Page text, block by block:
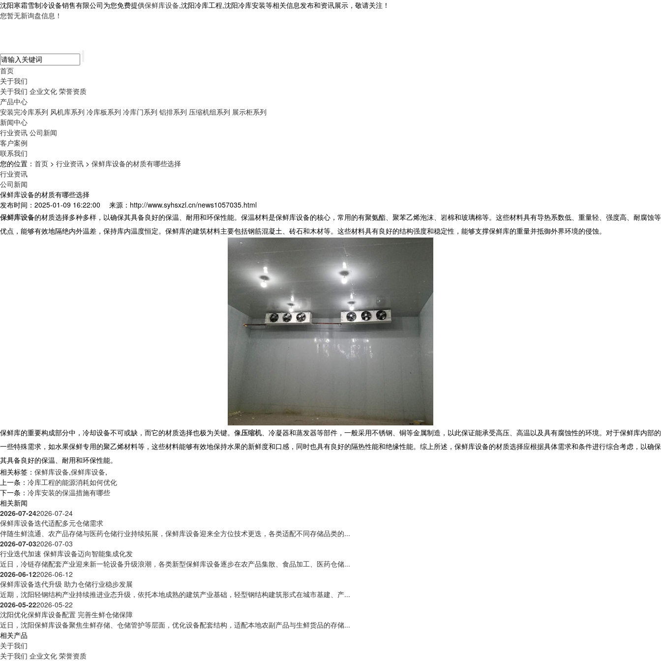
沈阳寒霜雪制冷设备销售有限公司为您免费提供保鲜库设备,沈阳冷库工程,沈阳冷库安装等相关信息发布和资讯展示，敬请关注！
您暂无新询盘信息！
首页
关于我们
关于我们 企业文化 荣誉资质
产品中心
安装完冷库系列 风机库系列 冷库板系列 冷库门系列 铝排系列 压缩机组系列 展示柜系列
新闻中心
行业资讯 公司新闻
客户案例
联系我们
您的位置： 首页 > 行业资讯 > 保鲜库设备的材质有哪些选择
行业资讯
公司新闻
保鲜库设备的材质有哪些选择
发布时间：2025-01-09 16:22:00
来源：http://www.syhsxzl.cn/news1057035.html
保鲜库设备的材质选择多种多样，以确保其具备良好的保温、耐用和环保性能。保温材料是保鲜库设备的核心，常用的有聚氨酯、聚苯乙烯泡沫、岩棉和玻璃棉等。这些材料具有导热系数低、重量轻、强度高、耐腐蚀等
优点，能够有效地隔绝内外温差，保持库内温度恒定。保鲜库的建筑材料主要包括钢筋混凝土、砖石和木材等。这些材料具有良好的结构强度和稳定性，能够支撑保鲜库的重量并抵御外界环境的侵蚀。
保鲜库的重要构成部分中，冷却设备不可或缺，而它的材质选择也极为关键。像压缩机、冷凝器和蒸发器等部件，一般采用不锈钢、铜等金属制造，以此保证能承受高压、高温以及具有腐蚀性的环境。对于保鲜库内部的
一些特殊需求，如水果保鲜专用的聚乙烯材料等，这些材料能够有效地保持水果的新鲜度和口感，同时也具有良好的隔热性能和绝缘性能。综上所述， 保鲜库设备的材质选择应根据具体需求和条件进行综合考虑，以确保
其具备良好的保温、耐用和环保性能。
相关标签： 保鲜库设备,保鲜库设备,
上一条： 冷库工程的能源消耗如何优化
下一条： 冷库安装的保温措施有哪些
相关新闻
2026-07-242026-07-24
保鲜库设备迭代适配多元仓储需求
伴随生鲜流通、农产品存储与医药仓储行业持续拓展，保鲜库设备迎来全方位技术更迭，各类适配不同存储品类的...
2026-07-032026-07-03
行业迭代加速 保鲜库设备迈向智能集成化发
近日，冷链存储配套产业迎来新一轮设备升级浪潮，各类新型保鲜库设备逐步在农产品集散、食品加工、医药仓储...
2026-06-122026-06-12
保鲜库设备迭代升级 助力仓储行业稳步发展
近期，沈阳轻钢结构产业持续推进业态升级，依托本地成熟的建筑产业基础，轻型钢结构建筑形式在城市基建、产...
2026-05-222026-05-22
沈阳优化保鲜库设备配置 完善生鲜仓储保障
近日，沈阳保鲜库设备聚焦生鲜存储、仓储管护等层面，优化设备配套结构，适配本地农副产品与生鲜货品的存储...
相关产品
关于我们
关于我们 企业文化 荣誉资质